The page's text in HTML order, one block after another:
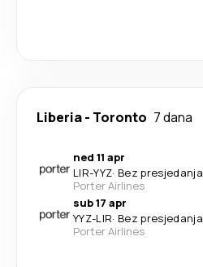
Liberia- Toronto 7 dana
ned 11 apr
LIR-YYZ· Bez presjedanja
Porter Airlines
sub 17 apr
YYZ-LIR· Bez presjedanja
Porter Airlines